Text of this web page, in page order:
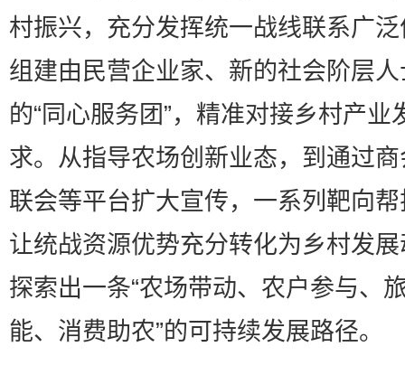
村振兴，充分发挥统一战线联系广
组建由民营企业家、新的社会阶层
的“同心服务团”，精准对接乡村产业
求。从指导农场创新业态，到通过
联会等平台扩大宣传，一系列靶向
让统战资源优势充分转化为乡村发
探索出一条“农场带动、农户参与、
能、消费助农”的可持续发展路径。